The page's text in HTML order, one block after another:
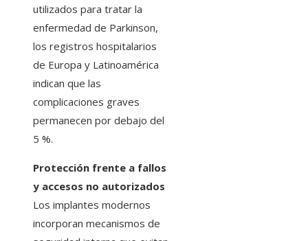
utilizados para tratar la
enfermedad de Parkinson,
los registros hospitalarios
de Europa y Latinoamérica
indican que las
complicaciones graves
permanecen por debajo del
5 %.
Protección frente a fallos
y accesos no autorizados
Los implantes modernos
incorporan mecanismos de